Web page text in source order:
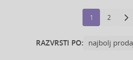
1 2
RAZVRSTI PO: